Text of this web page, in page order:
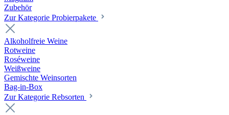
Zubehör
Zur Kategorie Probierpakete
Alkoholfreie Weine
Rotweine
Roséweine
Weißweine
Gemischte Weinsorten
Bag-in-Box
Zur Kategorie Rebsorten